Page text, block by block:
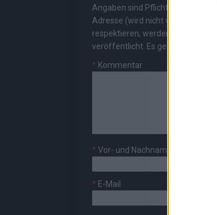
Angaben sind Pflichtfelder. Bitte
Adresse (wird nicht
respektieren, werden
veröffentlicht. Es gelten unsere
* Kommentar
* Vor- und Nachname
* E-Mail